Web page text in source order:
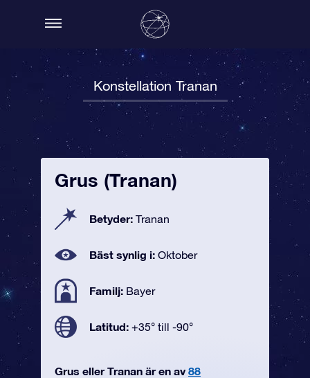
Konstellation Tranan
Grus (Tranan)
Betyder: Tranan
Bäst synlig i: Oktober
Familj: Bayer
Latitud: +35° till -90°
Grus eller Tranan är en av 88